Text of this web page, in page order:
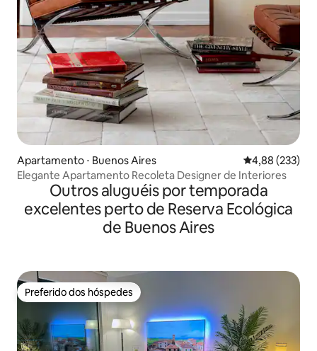
Apartamento ⋅ Buenos Aires 4,88 de uma
4,88 (233)
Elegante Apartamento Recoleta Designer de Interiores
Outros aluguéis por temporada
excelentes perto de Reserva Ecológica
de Buenos Aires
Preferido dos hóspedes
Preferido dos hóspedes